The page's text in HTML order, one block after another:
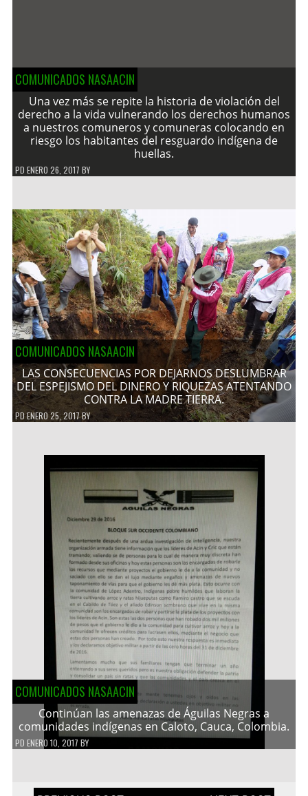
COMUNICADOS NASAACIN
Una vez más se repite la historia de violación del
derecho a la vida vulnerando los derechos humanos
a nuestros comuneros y comuneras colocando en
riesgo los habitantes del resguardo indígena de
huellas.
PD ENERO 26, 2017 BY
COMUNICADOS NASAACIN
LAS CONSECUENCIAS POR DEJARNOS DESLUMBRAR
DEL ESPEJISMO DEL DINERO Y RIQUEZAS ATENTANDO
CONTRA LA MADRE TIERRA.
PDENERO 25, 2017BY
COMUNICADOS NASAACIN
Continúan las amenazas de Águilas Negras a
comunidades indígenas en Caloto, Cauca, Colombia.
PD ENERO 10, 2017 BY